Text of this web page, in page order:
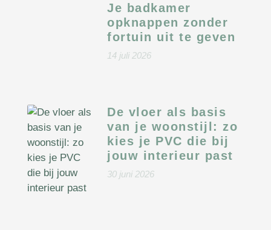
Je badkamer
opknappen zonder
fortuin uit te geven
14 juli 2026
De vloer als basis
van je woonstijl: zo
kies je PVC die bij
jouw interieur past
30 juni 2026